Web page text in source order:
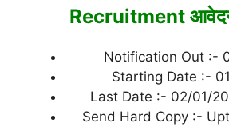
Recruitment
Notification Out :-
Starting Date :-
Last Date :- 02/01/
Send Hard Copy :-